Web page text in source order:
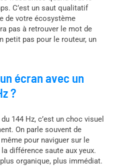
C’est un saut qualitatif
de votre écosystème
pas à retrouver le mot de
petit pas pour le routeur, un
écran avec un
?
144 Hz, c’est un choc visuel
On parle souvent de
pour naviguer sur le
différence saute aux yeux.
organique, plus immédiat.